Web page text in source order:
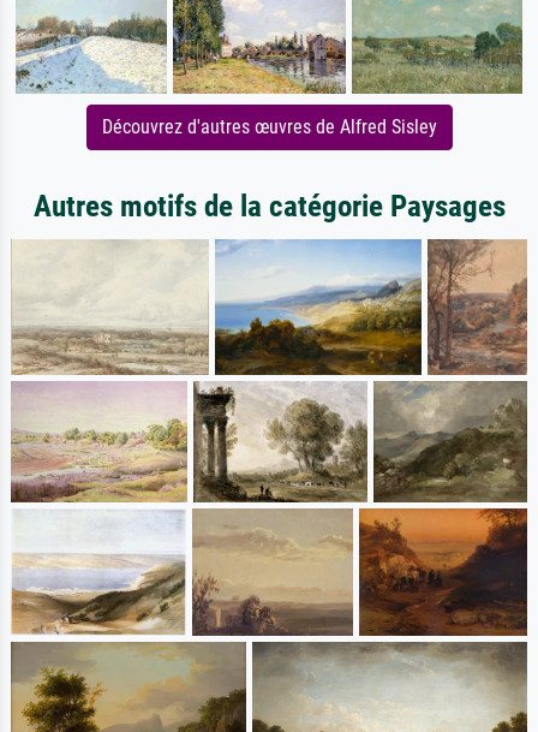
Découvrez d'autres œuvres de Alfred Sisley
Autres motifs de la catégorie Paysages